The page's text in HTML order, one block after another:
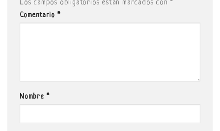
Los campos obligatorios están marcados con*
Comentario *
Nombre *